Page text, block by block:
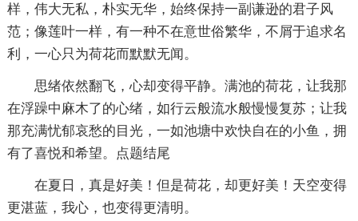
样，伟大无私，朴实无华，始终保持一副谦逊的君子风
范；像莲叶一样，有一种不在意世俗繁华，不屑于追求名
利，一心只为荷花而默默无闻。
思绪依然翻飞，心却变得平静。满池的荷花，让我那
在浮躁中麻木了的心绪，如行云般流水般慢慢复苏；让我
那充满忧郁哀愁的目光，一如池塘中欢快自在的小鱼，拥
有了喜悦和希望。点题结尾
在夏日，真是好美！但是荷花，却更好美！天空变得
更湛蓝，我心，也变得更清明。